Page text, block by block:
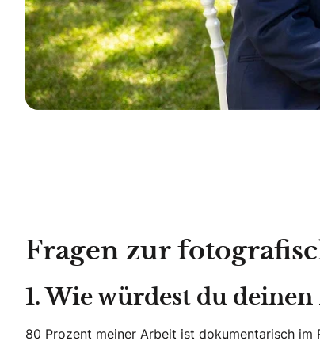
Fragen zur
1. Wie würdest du
80 Prozent meiner Arbeit ist dokumentarisch